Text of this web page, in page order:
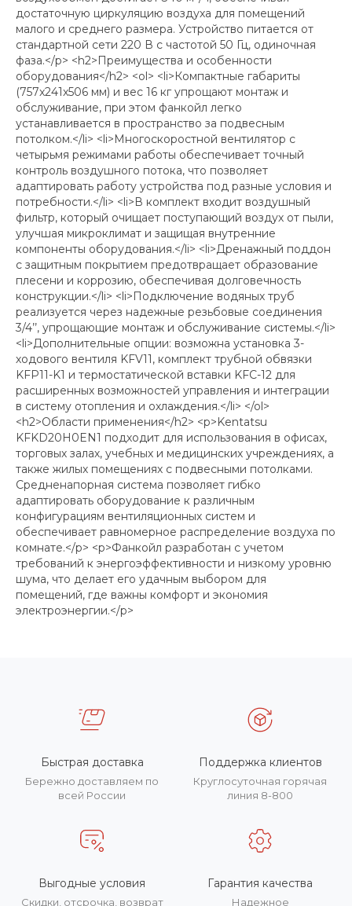
достаточную циркуляцию воздуха для помещений
малого и среднего размера. Устройство питается от
стандартной сети 220 В с частотой 50 Гц, одиночная
фаза.</p> <h2>Преимущества и особенности
оборудования</h2> <ol> <li>Компактные габариты
(757x241x506 мм) и вес 16 кг упрощают монтаж и
обслуживание, при этом фанкойл легко
устанавливается в пространство за подвесным
потолком.</li> <li>Многоскоростной вентилятор с
четырьмя режимами работы обеспечивает точный
контроль воздушного потока, что позволяет
адаптировать работу устройства под разные условия и
потребности.</li> <li>В комплект входит воздушный
фильтр, который очищает поступающий воздух от пыли,
улучшая микроклимат и защищая внутренние
компоненты оборудования.</li> <li>Дренажный поддон
с защитным покрытием предотвращает образование
плесени и коррозию, обеспечивая долговечность
конструкции.</li> <li>Подключение водяных труб
реализуется через надежные резьбовые соединения
3/4’’, упрощающие монтаж и обслуживание системы.</li>
<li>Дополнительные опции: возможна установка 3-
ходового вентиля KFV11, комплект трубной обвязки
KFP11-K1 и термостатической вставки KFC-12 для
расширенных возможностей управления и интеграции
в систему отопления и охлаждения.</li> </ol>
<h2>Области применения</h2> <p>Kentatsu
KFKD20H0EN1 подходит для использования в офисах,
торговых залах, учебных и медицинских учреждениях, а
также жилых помещениях с подвесными потолками.
Средненапорная система позволяет гибко
адаптировать оборудование к различным
конфигурациям вентиляционных систем и
обеспечивает равномерное распределение воздуха по
комнате.</p> <p>Фанкойл разработан с учетом
требований к энергоэффективности и низкому уровню
шума, что делает его удачным выбором для
помещений, где важны комфорт и экономия
электроэнергии.</p>
Быстрая доставка
Бережно доставляем по
всей России
Поддержка клиентов
Круглосуточная горячая
линия 8-800
Выгодные условия
Скидки, отсрочка, возврат
Гарантия качества
Надежное